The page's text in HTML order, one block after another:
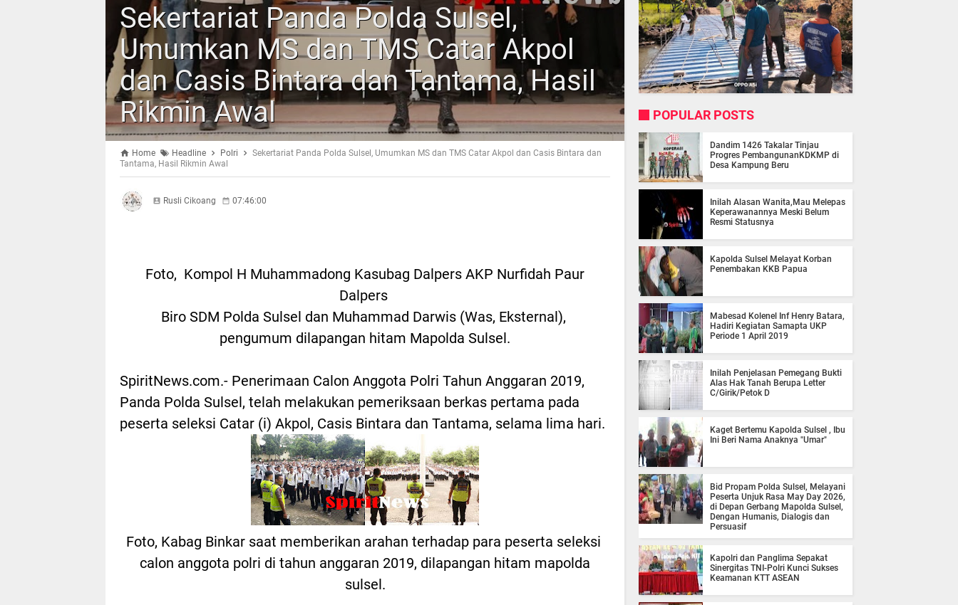
Sekertariat Panda Polda Sulsel,
Umumkan MS dan TMS Catar Akpol
dan Casis Bintara dan Tantama, Hasil
Rikmin Awal
Home Headline Polri
Sekertariat Panda Polda Sulsel, Umumkan MS dan TMS Catar Akpol dan Casis Bintara dan
Tantama, Hasil Rikmin Awal
Rusli Cikoang 07:46:00
Foto, Kompol H Muhammadong Kasubag Dalpers AKP Nurfidah Paur
Dalpers
Biro SDM Polda Sulsel dan Muhammad Darwis (Was, Eksternal),
pengumum dilapangan hitam Mapolda Sulsel.
SpiritNews.com.- Penerimaan Calon Anggota Polri Tahun Anggaran 2019,
Panda Polda Sulsel, telah melakukan pemeriksaan berkas pertama pada
peserta seleksi Catar (i) Akpol, Casis Bintara dan Tantama, selama lima hari.
Foto, Kabag Binkar saat memberikan arahan terhadap para peserta seleksi
calon anggota polri di tahun anggaran 2019, dilapangan hitam mapolda
sulsel.
POPULAR POSTS
Dandim 1426 Takalar Tinjau
Progres PembangunanKDKMP di
Desa Kampung Beru
Inilah Alasan Wanita,Mau Melepas
Keperawanannya Meski Belum
Resmi Statusnya
Kapolda Sulsel Melayat Korban
Penembakan KKB Papua
Mabesad Kolenel Inf Henry Batara,
Hadiri Kegiatan Samapta UKP
Periode 1 April 2019
Inilah Penjelasan Pemegang Bukti
Alas Hak Tanah Berupa Letter
C/Girik/Petok D
Kaget Bertemu Kapolda Sulsel , Ibu
Ini Beri Nama Anaknya "Umar"
Bid Propam Polda Sulsel, Melayani
Peserta Unjuk Rasa May Day 2026,
di Depan Gerbang Mapolda Sulsel,
Dengan Humanis, Dialogis dan
Persuasif
Kapolri dan Panglima Sepakat
Sinergitas TNI-Polri Kunci Sukses
Keamanan KTT ASEAN